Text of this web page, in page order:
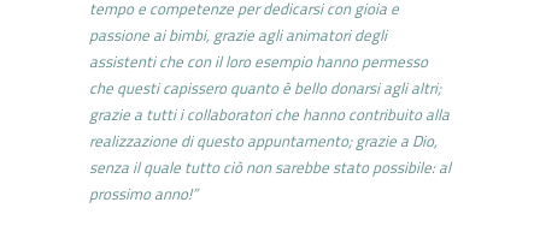
tempo e competenze per dedicarsi con gioia e
passione ai bimbi, grazie agli animatori degli
assistenti che con il loro esempio hanno permesso
che questi capissero quanto è bello donarsi agli altri;
grazie a tutti i collaboratori che hanno contribuito alla
realizzazione di questo appuntamento; grazie a Dio,
senza il quale tutto ciò non sarebbe stato possibile: al
prossimo anno!”